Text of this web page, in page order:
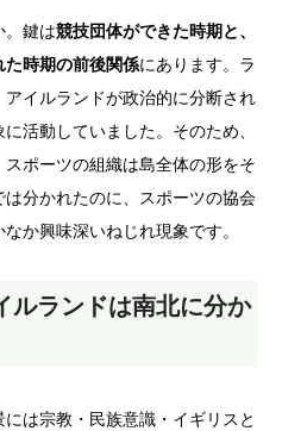
。鍵は競技団体ができた時期と、
た時期の前後関係にあります。ラ
イルランドが政治的に分断され
活動していました。そのため、
ポーツの組織は島全体の形をそ
分かれたのに、スポーツの協会
か興味深いねじれ現象です。
ルランドは南北に分か
は宗教・民族意識・イギリスと